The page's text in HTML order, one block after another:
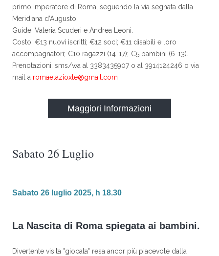
primo Imperatore di Roma, seguendo la via segnata dalla
Meridiana d’Augusto.
Guide: Valeria Scuderi e Andrea Leoni.
Costo: €13 nuovi iscritti; €12 soci; €11 disabili e loro
accompagnatori; €10 ragazzi (14-17); €5 bambini (6-13).
Prenotazioni: sms/wa al 3383435907 o al 3914124246 o via
mail a romaelazioxte@gmail.com
Maggiori Informazioni
Sabato 26 Luglio
Sabato 26 luglio 2025, h 18.30
La Nascita di Roma spiegata ai bambini.
Divertente visita "giocata" resa ancor più piacevole dalla